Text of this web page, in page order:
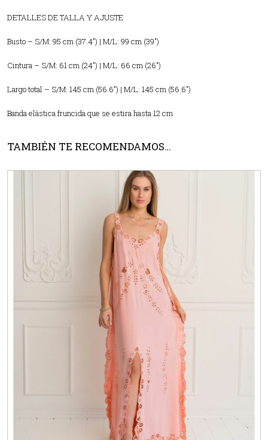
DETALLES DE TALLA Y AJUSTE
Busto – S/M: 95 cm (37.4″) | M/L: 99 cm (39″)
Cintura – S/M: 61 cm (24″) | M/L: 66 cm (26″)
Largo total – S/M: 145 cm (56.6″) | M/L: 145 cm (56.6″)
Banda elástica fruncida que se estira hasta 12 cm
TAMBIÉN TE RECOMENDAMOS…